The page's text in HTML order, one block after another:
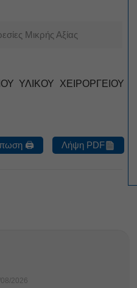
Μικρής Αξίας
ΥΛΙΚΟΥ ΧΕΙΡΟΡΓΕΙΟΥ
🖨
Λήψη PDF
08/2026